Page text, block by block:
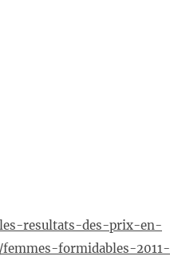
resultats-des-prix-en-
formidables-2011-